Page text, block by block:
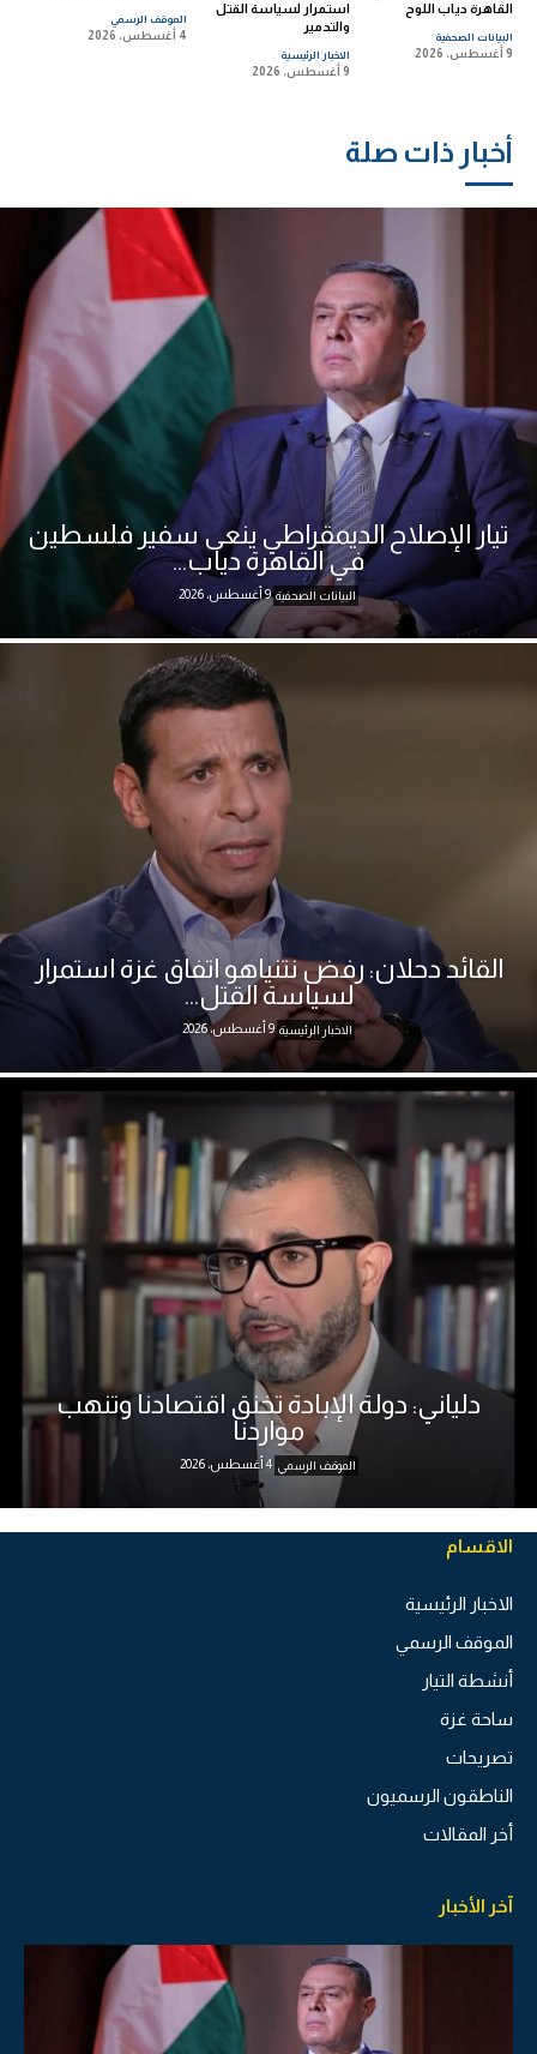
القاهرة دياب اللوح
البيانات الصحفية
9 أغسطس، 2026
استمرار لسياسة القتل
والتدمير
الاخبار الرئيسية
9 أغسطس، 2026
الموقف الرسمي
4 أغسطس، 2026
أخبار ذات صلة
تيار الإصلاح الديمقراطي ينعى سفير فلسطين
في القاهرة دياب...
البيانات الصحفية 9 أغسطس، 2026
القائد دحلان: رفض نتنياهو اتفاق غزة استمرار
لسياسة القتل...
الاخبار الرئيسية 9 أغسطس، 2026
دلياني: دولة الإبادة تخنق اقتصادنا وتنهب
مواردنا
الموقف الرسمي 4 أغسطس، 2026
الاقسام
الاخبار الرئيسية
الموقف الرسمي
أنشطة التيار
ساحة غزة
تصريحات
الناطقون الرسميون
أخر المقالات
آخر الأخبار